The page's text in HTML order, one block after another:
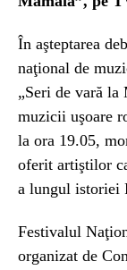
În aşteptarea
naţional de
„Seri de vară
muzicii uşoare
la ora 19.05,
oferit artiştilor
a lungul istoriei
Festivalul
organizat de